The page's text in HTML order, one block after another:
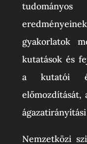
gyakorlatok
kutatások és
a kutatói
előmozdítását,
Nemzetközi